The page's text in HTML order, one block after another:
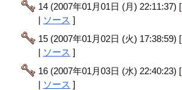
14 (2007年01月01日 (月) 22:11:37) [
| ソース ]
15 (2007年01月02日 (火) 17:38:59) [
| ソース ]
16 (2007年01月03日 (水) 22:40:23) [
| ソース ]